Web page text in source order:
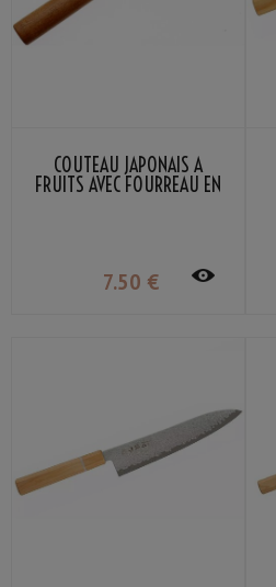
COUTEAU JAPONAIS À
FRUITS AVEC FOURREAU EN
7.50 €